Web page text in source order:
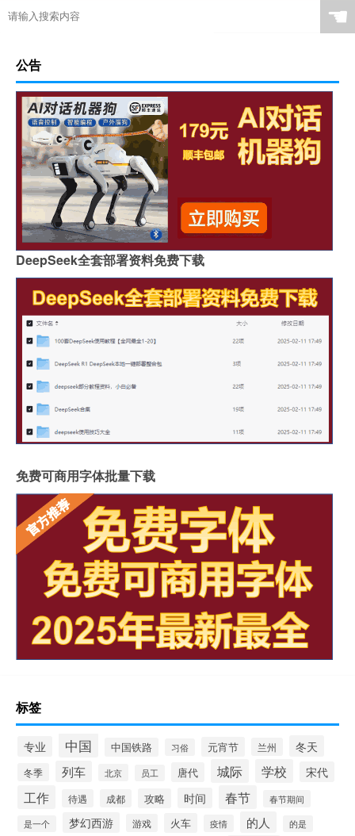
☚
公告
DeepSeek全套部署资料免费下载
免费可商用字体批量下载
标签
专业 中国 中国铁路 习俗 元宵节 兰州 冬天
冬季 列车 北京 员工 唐代 城际 学校 宋代
工作 待遇 成都 攻略 时间 春节 春节期间
是一个 梦幻西游 游戏 火车 疫情 的人 的是